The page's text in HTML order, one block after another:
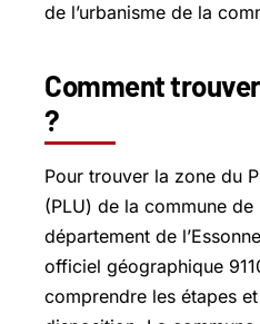
de l’urbanisme de la
Comment
?
Pour trouver la zone du
(PLU) de la commune
département de
officiel géographique
comprendre les étapes